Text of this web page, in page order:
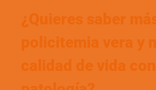
¿Quieres saber
policitemia vera y
calidad de vida